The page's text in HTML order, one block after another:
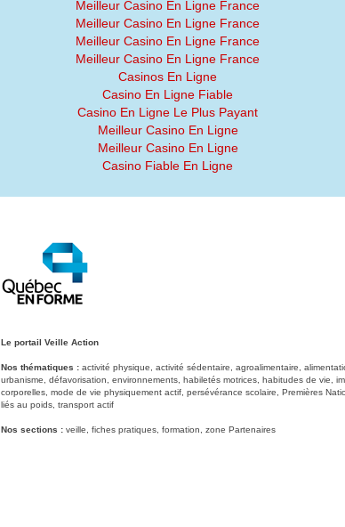
Meilleur Casino En Ligne France
Meilleur Casino En Ligne France
Meilleur Casino En Ligne France
Meilleur Casino En Ligne France
Casinos En Ligne
Casino En Ligne Fiable
Casino En Ligne Le Plus Payant
Meilleur Casino En Ligne
Meilleur Casino En Ligne
Casino Fiable En Ligne
Le portail Veille Action
Nos thématiques : activité physique, activité sédentaire, agroalimentaire,
urbanisme, défavorisation, environnements, habiletés motrices, habitudes de vie,
corporelles, mode de vie physiquement actif, persévérance scolaire, Premières
liés au poids, transport actif
Nos sections : veille, fiches pratiques, formation, zone Partenaires